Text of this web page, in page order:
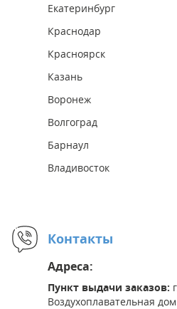
Екатеринбург
Краснодар
Красноярск
Казань
Воронеж
Волгоград
Барнаул
Владивосток
Контакты
Адреса:
Пункт выдачи заказов:
Воздухоплавательная